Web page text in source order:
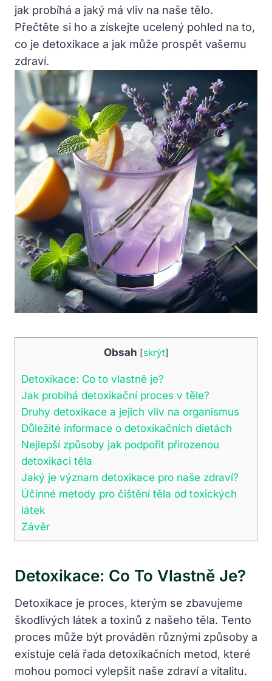
jak ‍probíhá a jaký má vliv na ​naše‌ tělo.
Přečtěte si ho ‌a získejte ucelený pohled na to,
co je⁤ detoxikace a jak může prospět vašemu
zdraví.
Obsah [skrýt]
Detoxikace: ⁢Co ⁢to vlastně je?
Jak probíhá detoxikační proces v těle?
Druhy detoxikace⁤ a jejich vliv na organismus
Důležité informace o‌ detoxikačních dietách
Nejlepší​ způsoby jak podpořit přirozenou
detoxikaci těla
Jaký je ⁢význam detoxikace pro naše zdraví?
Účinné metody pro čištění těla od toxických
látek
Závěr
Detoxikace: ⁢Co ⁢to Vlastně Je?
Detoxikace je proces, kterým ​se zbavujeme
škodlivých látek a toxinů z našeho​ těla. Tento
proces může ‍být prováděn​ různými způsoby a
‌existuje ​celá řada detoxikačních metod,​ které
mohou pomoci vylepšit⁤ naše⁢ zdraví a ⁢vitalitu.